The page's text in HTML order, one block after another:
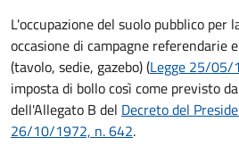
L'occupazione del suolo pubblico per
occasione di campagne referendarie
(tavolo, sedie, gazebo) (Legge 25/05/
imposta di bollo così come previsto
dell'Allegato B del Decreto del
26/10/1972, n. 642.